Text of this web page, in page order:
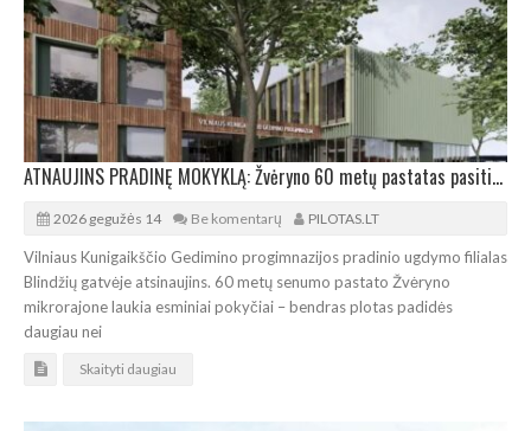
ATNAUJINS PRADINĘ MOKYKLĄ: Žvėryno 60 metų pastatas pasitinka rekonstrukciją
2026 gegužės 14 Be komentarų PILOTAS.LT
Vilniaus Kunigaikščio Gedimino progimnazijos pradinio ugdymo filialas
Blindžių gatvėje atsinaujins. 60 metų senumo pastato Žvėryno
mikrorajone laukia esminiai pokyčiai – bendras plotas padidės
daugiau nei
Skaityti daugiau